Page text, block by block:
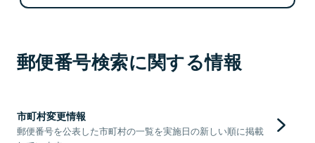
郵便番号検索に関する情報
市町村変更情報
郵便番号を公表した市町村の一覧を実施日の新しい順に掲載